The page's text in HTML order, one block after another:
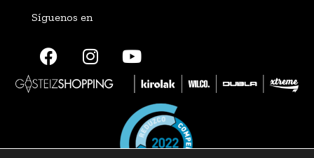
Síguenos en